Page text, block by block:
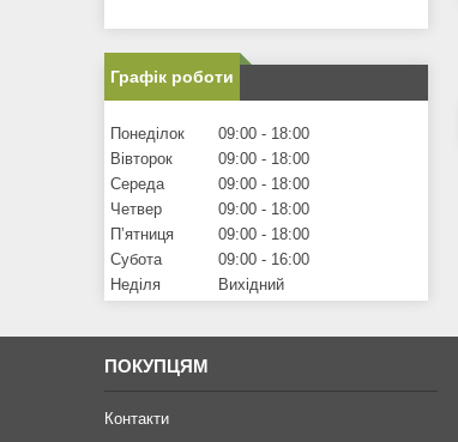
Графік роботи
Понеділок 09:00
18:00
Вівторок
09:00
18:00
Середа
09:00
18:00
Четвер
09:00
18:00
Пʼятниця
09:00
18:00
Субота
09:00
16:00
Неділя
Вихідний
ПОКУПЦЯМ
Контакти